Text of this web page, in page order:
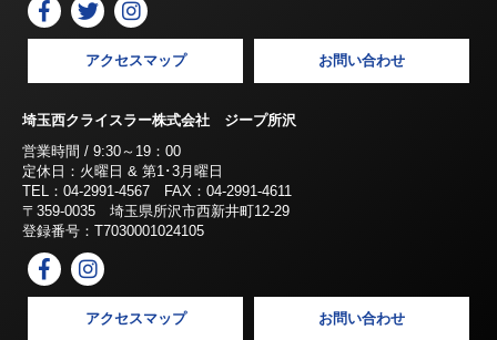
アクセスマップ お問い合わせ
埼玉西クライスラー株式会社 ジープ所沢
営業時間 / 9:30～19：00
定休日：火曜日 & 第1･3月曜日
TEL：04-2991-4567 FAX：04-2991-4611
〒359-0035 埼玉県所沢市西新井町12-29
登録番号：T7030001024105
アクセスマップ お問い合わせ